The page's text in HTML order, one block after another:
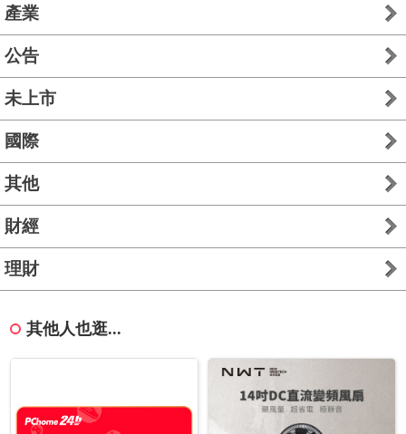
產業
公告
未上市
國際
其他
財經
理財
其他人也逛...